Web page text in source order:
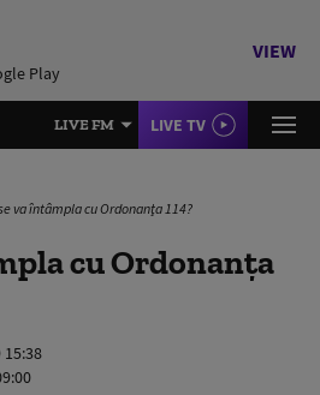
Play
VIEW
LIVE FM LIVE TV
va întâmpla cu Ordonanţa 114?
cu Ordonanţa
15:38